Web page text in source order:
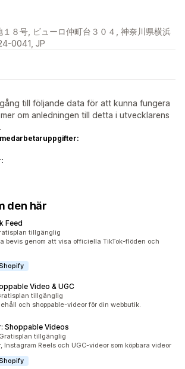
８号, ビューロ仲町台３０４, 神奈川県横浜
0041, JP
till följande data för att kunna fungera
om anledningen till detta i utvecklarens
.
den här
Feed
totalt
tillgänglig
bevis genom att visa officiella TikTok-flöden och
Video & UGC
totalt tillgänglig
och shoppable-videor för din webbutik.
Shoppable Videos
totalt
Gratisplan tillgänglig
Instagram Reels och UGC-videor som köpbara videor